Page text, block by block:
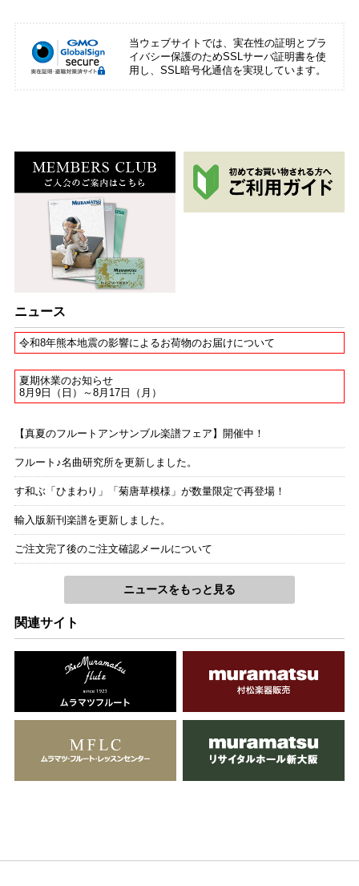
当ウェブサイトでは、実在性の証明とプラ
イバシー保護のためSSLサーバ証明書を使
用し、SSL暗号化通信を実現しています。
ニュース
令和8年熊本地震の影響によるお荷物のお届けについて
夏期休業のお知らせ
8月9日（日）～8月17日（月）
【真夏のフルートアンサンブル楽譜フェア】開催中！
フルート♪名曲研究所を更新しました。
す和ぶ「ひまわり」「菊唐草模様」が数量限定で再登場！
輸入版新刊楽譜を更新しました。
ご注文完了後のご注文確認メールについて
ニュースをもっと見る
関連サイト